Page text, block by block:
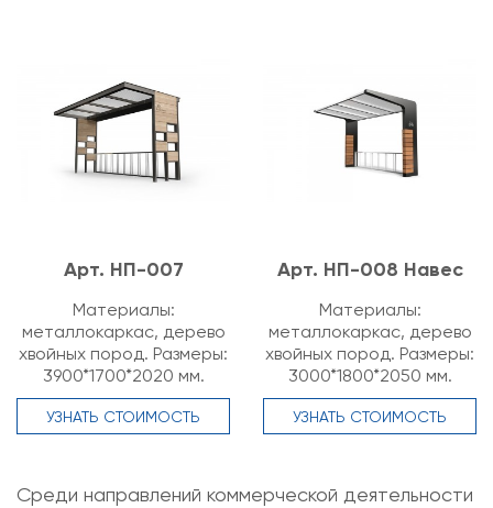
Арт. НП-007
Материалы:
металлокаркас, дерево
хвойных пород. Размеры:
3900*1700*2020 мм.
УЗНАТЬ СТОИМОСТЬ
Арт. НП-008 Навес
Материалы:
металлокаркас, дерево
хвойных пород. Размеры:
3000*1800*2050 мм.
УЗНАТЬ СТОИМОСТЬ
Среди направлений коммерческой деятельности